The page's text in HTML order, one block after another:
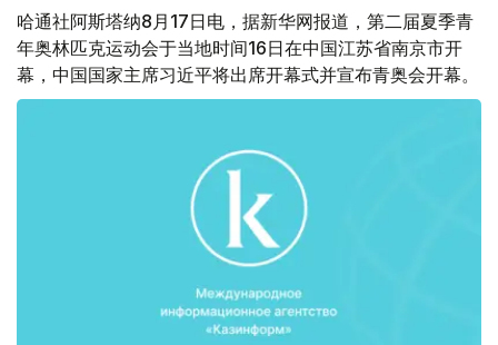
哈通社阿斯塔纳8月17日电，据新华网报道，第二届夏季青
年奥林匹克运动会于当地时间16日在中国江苏省南京市开
幕，中国国家主席习近平将出席开幕式并宣布青奥会开幕。